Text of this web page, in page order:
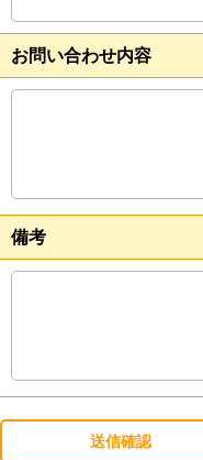
お問い合わせ内容
備考